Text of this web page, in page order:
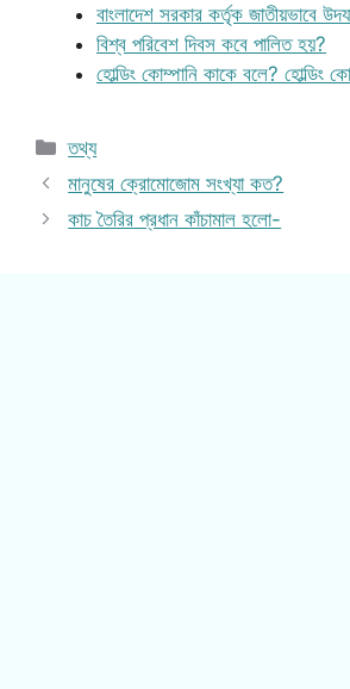
বাংলাদেশ সরকার কর্তৃক জাতীয়ভাবে
বিশ্ব পরিবেশ দিবস কবে পালিত হয়?
হোল্ডিং কোম্পানি কাকে বলে? হোল্ডিং
Categories
তথ্য
মানুষের ক্রোমোজোম সংখ্যা কত?
কাচ তৈরির প্রধান কাঁচামাল হলো-